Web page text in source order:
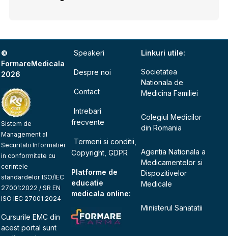
©
FormareMedicala
2026
Sistem de
Management al
Securitatii Informatiei
in conformitate cu
cerintele
standardelor ISO/IEC
27001:2022 / SR EN
ISO IEC 27001:2024
Cursurile EMC din
acest portal sunt
Speakeri
Despre noi
Contact
Intrebari
frecvente
Termeni si conditii,
Copyright, GDPR
Platforme de
educatie
medicala online:
Linkuri utile:
Societatea
Nationala de
Medicina Familiei
Colegiul Medicilor
din Romania
Agentia Nationala a
Medicamentelor si
Dispozitivelor
Medicale
Ministerul Sanatatii